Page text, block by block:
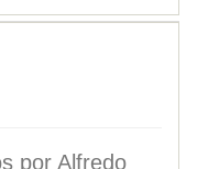
por Alfredo